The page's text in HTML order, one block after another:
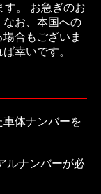
す。 お急ぎのお
お、本国への
合もございま
幸いです。
体ナンバーを
ルナンバーが必